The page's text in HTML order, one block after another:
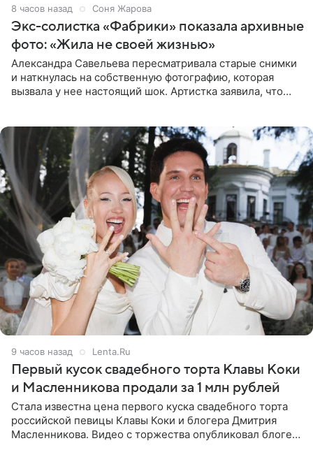
8 часов назад Соня Жарова
Экс-солистка «Фабрики» показала архивные
фото: «Жила не своей жизнью»
Александра Савельева пересматривала старые снимки
и наткнулась на собственную фотографию, которая
вызвала у нее настоящий шок. Артистка заявила, что
9 часов назад Lenta.Ru
Первый кусок свадебного торта Клавы Коки
и Масленникова продали за 1 млн рублей
Стала известна цена первого куска свадебного торта
российской певицы Клавы Коки и блогера Дмитрия
Масленникова. Видео с торжества опубликовал блогер